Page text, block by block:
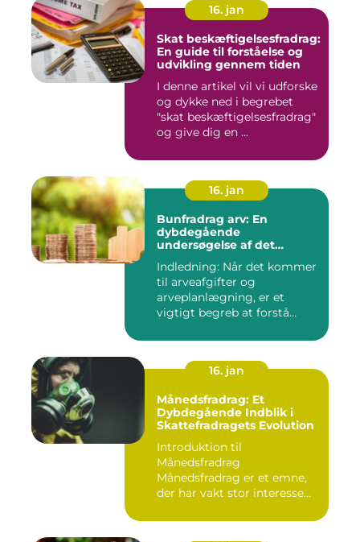
16. jan
Skat beskæftigelsesfradrag:
En guide til forståelse og
udvikling gennem tiden
I denne artikel vil vi udforske
og dykke ned i begrebet
"skat beskæftigelsesfradrag"
og give dig en ...
16. jan
Bunfradrag arv: En
dybdegående
undersøgelse af det
Indledning: Når det kommer
til arveafgifter og
arveplanlægning, er et
vigtigt begreb at forstå
16. jan
Månedsfradrag: Et
Dybdegående Indblik i
Skattefradragets Evolution
Introduktion til
Månedsfradrag
Månedsfradrag er et emne,
der har vakt stor interesse